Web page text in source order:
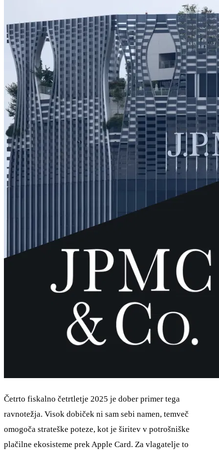
Četrto fiskalno četrtletje 2025 je dober primer tega
ravnotežja. Visok dobiček ni sam sebi namen, temveč
omogoča strateške poteze, kot je širitev v potrošniške
plačilne ekosisteme prek Apple Card. Za vlagatelje to